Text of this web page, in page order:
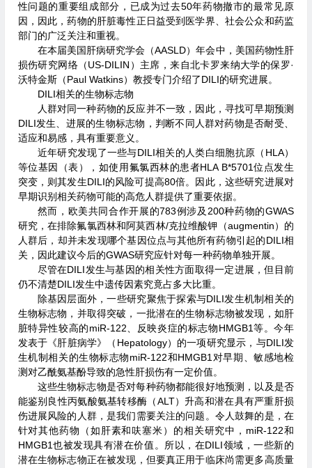
性问题的重要组成部分，已成为过去50年药物撤市的最常见原
因，因此，药物的肝脏毒性正日益受到医学界、社会公众和药监
部门的广泛关注和重视。
在本届美国肝病研究学会（AASLD）年会中，美国药物性肝
损伤研究网络（US-DILIN）主席，来自北卡罗来纳大学的保罗·
沃特金斯（Paul Watkins）教授专门介绍了DILI的研究进展。
DILI相关的生物标志物
人群对同一种药物的反应并不一致，因此，寻找可早期预测
DILI发生、进展的生物标志物，判断不同人群对药物是否耐受、
适应和易感，具有重要意义。
近年研究发现了一些与DILI相关的人类白细胞抗原（HLA）
等位基因（表），如使用氟氯西林的患者HLA B*5701位点发生
突变，则其发生DILI的风险可提高80倍。因此，这些研究进展对
早期识别相关药物可能的高危人群提供了重要依据。
然而，欧美共同合作开展的783例涉及200种药物的GWAS
研究，在排除氟氯西林和阿莫西林/克拉维酸钾（augmentin）的
人群后，却并未发现哪个基因位点与其他所有药物引起的DILI相
关，因此建议今后的GWAS研究应针对每一种药物单独开展。
尽管在DILI发生与基因的相关性方面取得一定进展，但目前
仍不清楚DILI发生中遗传因素究竟占多大比重。
除基因层面外，一些研究聚焦于探索与DILI发生机制相关的
生物标志物，并取得突破，一批潜在的生物标志物被发现，如肝
脏特异性较高的miR-122、反映炎症的标志物HMGB1等。今年
发表于《肝脏病学》（Hepatology）的一项研究显示，与DILI发
生机制相关的生物标志物miR-122和HMGB1对早期、敏感地检
测对乙酰氨基酚导致的急性肝损伤有一定价值。
这些生物标志物是否对每种药物都能很好地预测，以及是否
能鉴别良性丙氨酸氨基转移酶（ALT）升高和潜在具有严重肝损
伤进展风险的人群，是我们需要关注的问题。令人鼓舞的是，在
针对其他药物（如肝素和呋塞米）的相关研究中，miR-122和
HMGB1也被发现具有潜在价值。所以，在DILI领域，一些新的
潜在生物标志物正在被发现，但要真正用于临床尚需更多高质量